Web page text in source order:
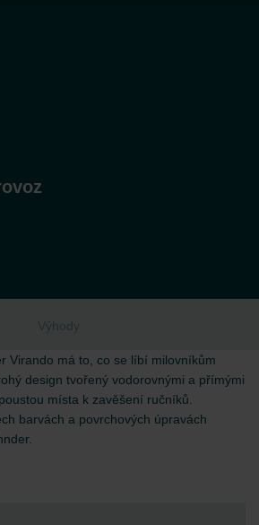
Výhody
Virando má to, co se líbí milovníkům
design tvořený vodorovnými a přímými
místa k zavěšení ručníků.
barvách a povrchových úpravách